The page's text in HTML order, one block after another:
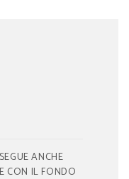
ANCHE
CON IL FONDO